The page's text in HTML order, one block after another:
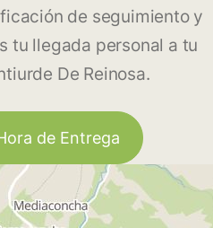
de seguimiento y
tu llegada personal a tu
De Reinosa.
de Entrega